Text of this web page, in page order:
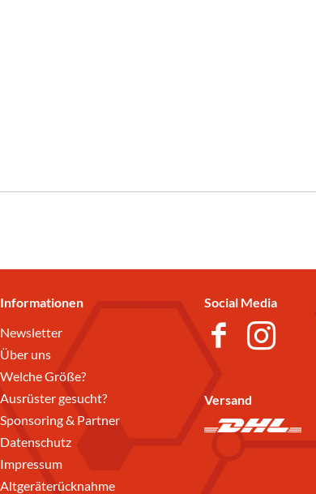
Informationen
Newsletter
Über uns
Welche Größe?
Ausrüster gesucht?
Sponsoring & Partner
Datenschutz
Impressum
Altgeräterücknahme
Social Media
Versand